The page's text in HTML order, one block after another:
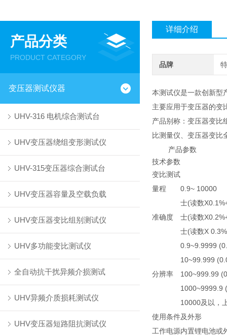
产品分类
PRODUCT CATEGORY
变压器测试仪器
UHV-316 电机综合测试台
UHV变压器绕组变形测试仪
UHV-315变压器综合测试台
UHV变压器容量及空载负载
UHV变压器变比组别测试仪
UHV多功能变比测试仪
全自动抗干扰异频介损测试
UHV异频介质损耗测试仪
UHV变压器短路阻抗测试仪
详细介绍
品牌
本测试仪是一款创新型
主要应用于变压器的变
产品别称：变压器变比
比测量仪、变压器变比
产品参数
技术参数
变比测试
量程
0.9~ 10000
准确度
士(读数
士(读数
士(读数X
分辨率
0.9~9.9999
10~99.999
100~999.99
1000~9999.9
10000及以，
使用条件及外形
工作电源内置锂电池或